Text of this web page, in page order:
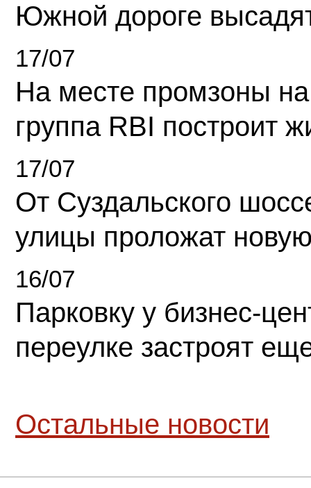
Южной дороге
17/07
На месте промзоны
группа RBI построит
17/07
От Суздальского
улицы проложат
16/07
Парковку у бизнес-
переулке застроят
Остальные новости